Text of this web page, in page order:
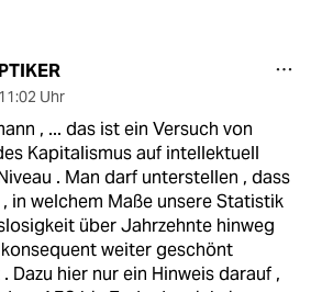
11:02 Uhr
, ... das ist ein Versuch von
Kapitalismus auf intellektuell
. Man darf unterstellen , dass
in welchem Maße unsere Statistik
über Jahrzehnte hinweg
weiter geschönt
Dazu hier nur ein Hinweis darauf ,